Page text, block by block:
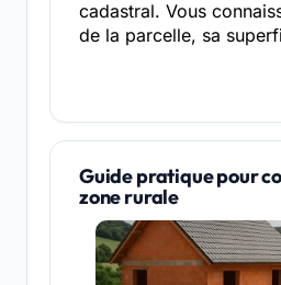
cadastral. Vous
de la parcelle, sa
Guide pratique pour
zone rurale